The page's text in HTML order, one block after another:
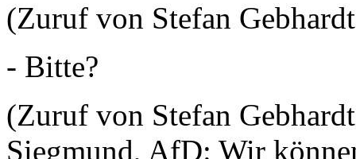
(Zuruf von Stefan
- Bitte?
(Zuruf von Stefan
Siegmund, AfD: Wir